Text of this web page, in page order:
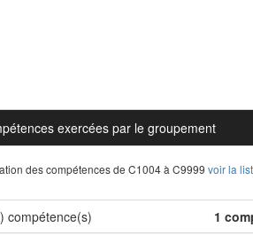
exercées par le groupement
des compétences de C1004 à C9999 voir la
compétence(s) 1